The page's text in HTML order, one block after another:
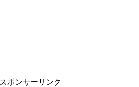
スポンサーリンク